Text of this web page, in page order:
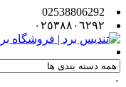
02538806292
٠٢٥٣٨٨٠٦٢٩٢
۰